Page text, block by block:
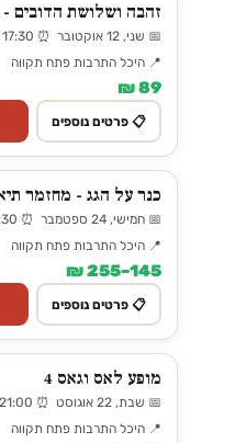
זהבה ושלושת הדובים -
📅 שני, 12 אוקטובר ⏰ 17:30
📍 היכל התרבות פתח תקווה
89 ₪
📋 פרטים נוספים
כנר על הגג - מחזמר
📅 חמישי, 24 ספטמבר ⏰ 20:30
📍 היכל התרבות פתח תקווה
145–255 ₪
📋 פרטים נוספים
מופע לאס וגאס 4
📅 שבת, 22 אוגוסט ⏰ 21:00
📍 היכל התרבות פתח תקווה